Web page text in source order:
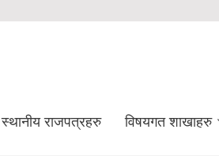
स्थानीय राजपत्रहरु विषयगत शाखाहरु